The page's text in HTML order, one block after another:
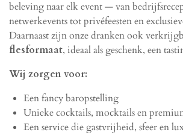
beleving naar elk event — van
netwerkevents tot privéfeesten en
Daarnaast zijn onze dranken ook
flesformaat, ideaal als geschenk, een
Wij zorgen voor:
Een fancy baropstelling
Unieke cocktails, mocktails en
Een service die gastvrijheid, sfeer en